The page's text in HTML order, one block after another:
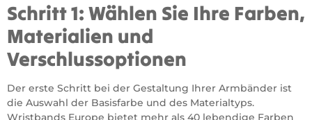
Schritt 1: Wählen Sie Ihre Farben,
Materialien und
Verschlussoptionen
Der erste Schritt bei der Gestaltung Ihrer Armbänder ist
die Auswahl der Basisfarbe und des Materialtyps.
Wristbands Europe bietet mehr als 40 lebendige Farben